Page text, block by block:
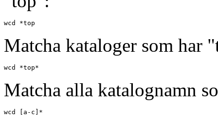
wcd *top
Matcha kataloger som har
wcd *top*
Matcha alla katalognamn
wcd [a-c]*